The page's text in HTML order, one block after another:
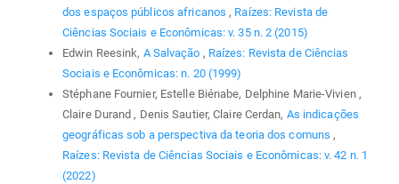
dos espaços públicos africanos, Raízes: Revista de
Ciências Sociais e Econômicas: v. 35 n. 2 (2015)
Edwin Reesink, A Salvação , Raízes: Revista de Ciências
Sociais e Econômicas: n. 20 (1999)
Stéphane Fournier, Estelle Biénabe, Delphine Marie-Vivien ,
Claire Durand , Denis Sautier, Claire Cerdan, As indicações
geográficas sob a perspectiva da teoria dos comuns,
Raízes: Revista de Ciências Sociais e Econômicas: v. 42 n. 1
(2022)